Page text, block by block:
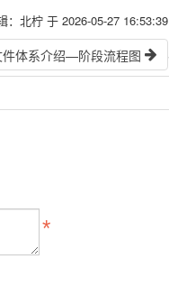
：北柠 于 2026-05-27 16:53:39
件体系介绍—阶段流程图